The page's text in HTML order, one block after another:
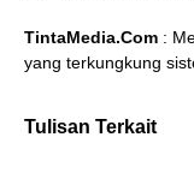
TintaMedia.Com :
yang terkungkung
Tulisan Terkait